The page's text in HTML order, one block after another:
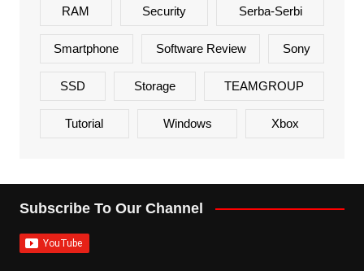
RAM Security Serba-Serbi
Smartphone Software Review Sony
SSD Storage TEAMGROUP
Tutorial Windows Xbox
Subscribe To Our Channel